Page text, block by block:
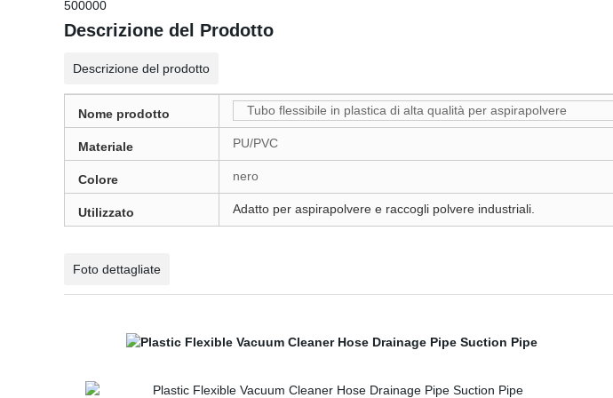
500000
Descrizione del Prodotto
Descrizione del prodotto
Nome prodotto Tubo flessibile in plastica di alta qualità per aspirapolvere
Materiale PU/PVC
Colore nero
Utilizzato Adatto per aspirapolvere e raccogli polvere industriali.
Foto dettagliate